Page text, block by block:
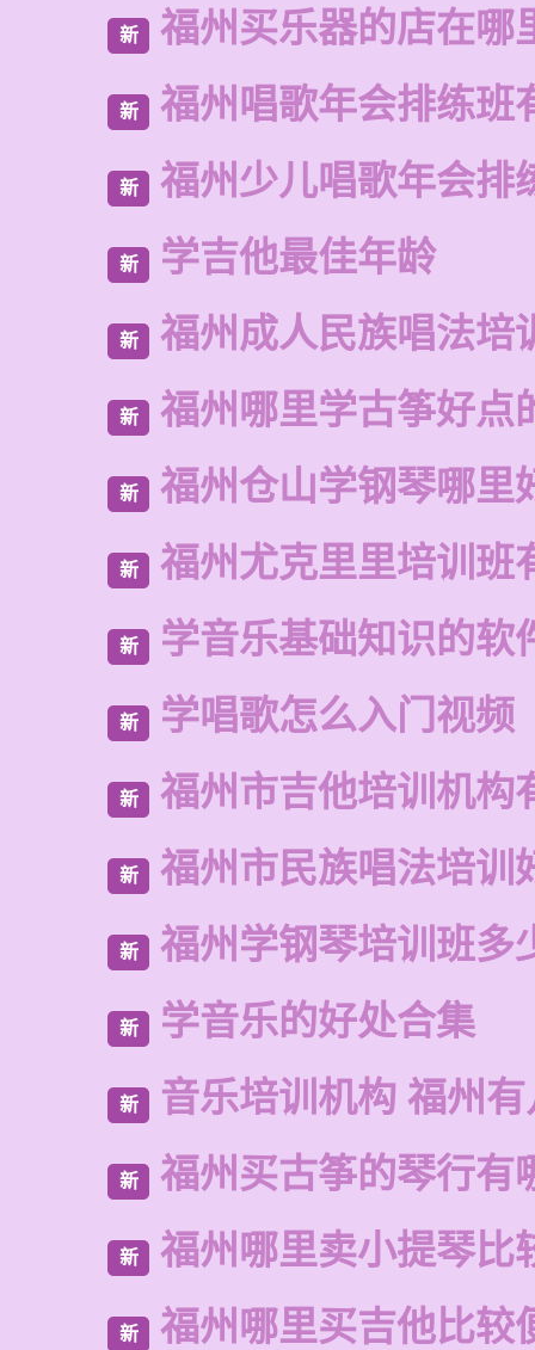
新 福州买乐器的店在哪
新 福州唱歌年会排练班
新 福州少儿唱歌年会排
新 学吉他最佳年龄
新 福州成人民族唱法培
新 福州哪里学古筝好点
新 福州仓山学钢琴哪里
新 福州尤克里里培训班
新 学音乐基础知识的软
新 学唱歌怎么入门视频
新 福州市吉他培训机构
新 福州市民族唱法培训
新 福州学钢琴培训班多
新 学音乐的好处合集
新 音乐培训机构 福州
新 福州买古筝的琴行有
新 福州哪里卖小提琴比
新 福州哪里买吉他比较